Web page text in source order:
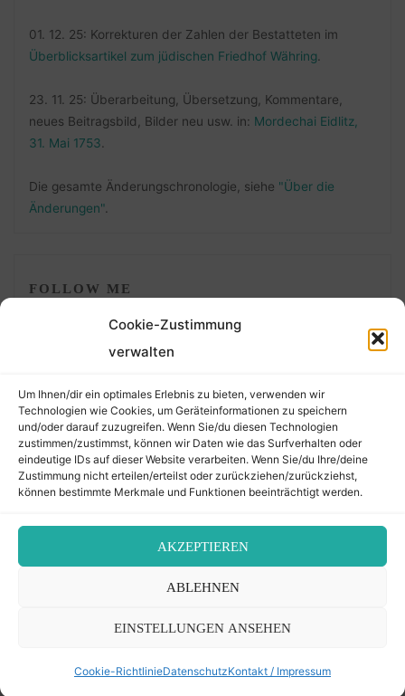
Cookie-Zustimmung
verwalten
Um Ihnen/dir ein optimales Erlebnis zu bieten, verwenden wir
Technologien wie Cookies, um Geräteinformationen zu speichern
und/oder darauf zuzugreifen. Wenn Sie/du diesen Technologien
zustimmen/zustimmst, können wir Daten wie das Surfverhalten oder
eindeutige IDs auf dieser Website verarbeiten. Wenn Sie/du Ihre/deine
Zustimmung nicht erteilen/erteilst oder zurückziehen/zurückziehst,
können bestimmte Merkmale und Funktionen beeinträchtigt werden.
AKZEPTIEREN
ABLEHNEN
EINSTELLUNGEN ANSEHEN
Cookie-RichtlinieDatenschutzKontakt / Impressum
01. 12. 25: Korrekturen der Zahlen der Bestatteten im
Überblicksartikel zum jüdischen Friedhof Währing
23. 11. 25: Überarbeitung, Übersetzung, Kommentare,
neues Beitragsbild, Bilder neu usw. in: Mordechai Eidlitz,
31. Mai 1753
Die gesamte Änderungschronologie, siehe "Über die
Änderungen".
FOLLOW ME
©2026 Der Transkribierer
Kontakt / Impressum
Cookie-Richtlinie (EU)
Back
to